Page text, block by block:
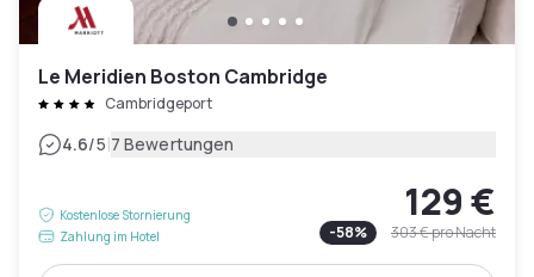
Le Meridien Boston Cambridge
Cambridgeport
4.6/5|7 Bewertungen
Kostenlose Stornierung
Zahlung im Hotel
129 €
-58% 303 €pro Nacht